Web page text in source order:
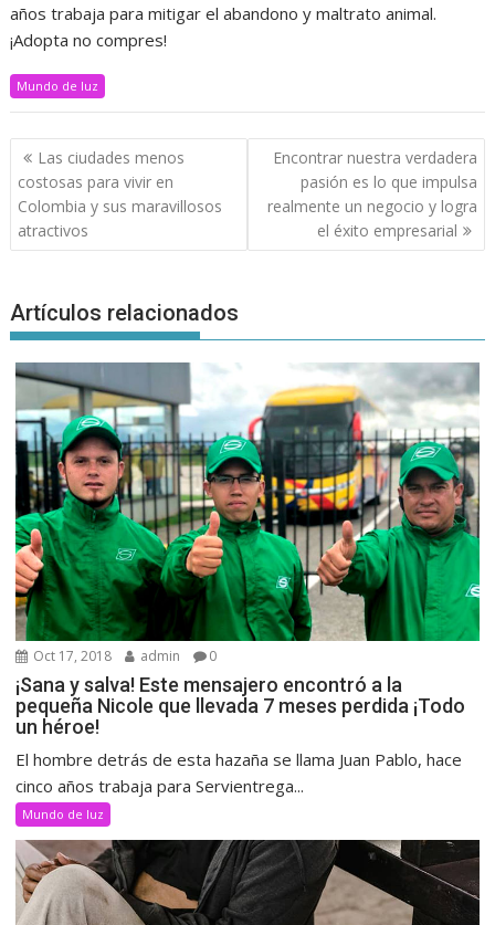
años trabaja para mitigar el abandono y maltrato animal.
¡Adopta no compres!
Mundo de luz
Navegación
de
entradas
Las ciudades menos
costosas para vivir en
Colombia y sus maravillosos
atractivos
Encontrar nuestra verdadera
pasión es lo que impulsa
realmente un negocio y logra
el éxito empresarial
Artículos relacionados
Oct 17, 2018 admin 0
¡Sana y salva! Este mensajero encontró a la
pequeña Nicole que llevada 7 meses perdida ¡Todo
un héroe!
El hombre detrás de esta hazaña se llama Juan Pablo, hace
cinco años trabaja para Servientrega...
Mundo de luz